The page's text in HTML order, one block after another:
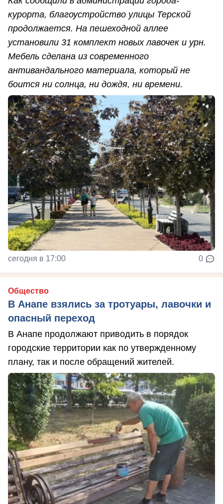
курорта, благоустройство улицы Терской
продолжается. На пешеходной аллее
установили 31 комплект новых лавочек и урн.
Мебель сделана из современного
антивандального материала, который не
боится ни солнца, ни дождя, ни времени.
сегодня в 17:00 0
Общество
В Анапе взялись за тротуары, лавочки и
опасный переход
В Анапе продолжают приводить в порядок
городские территории как по утвержденному
плану, так и после обращений жителей.